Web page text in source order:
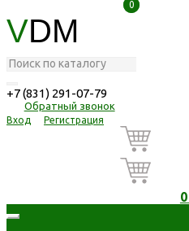
VDM
+7 (831) 291-07-79
Обратный звонок
Вход Регистрация
0
0
0